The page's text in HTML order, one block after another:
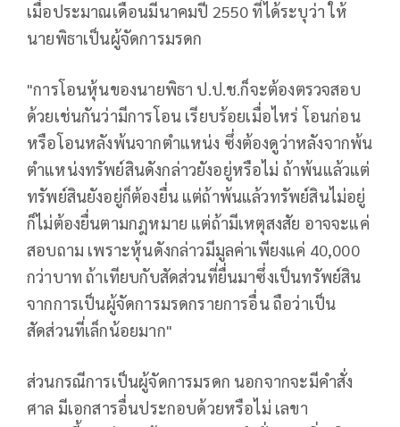
เมื่อประมาณเดือนมีนาคมปี 2550 ที่ได้ระบุว่า ให้
นายพิธาเป็นผู้จัดการมรดก
"การโอนหุ้นของนายพิธา ป.ป.ช.ก็จะต้องตรวจสอบ
ด้วยเช่นกันว่ามีการโอน เรียบร้อยเมื่อไหร่ โอนก่อน
หรือโอนหลังพ้นจากตำแหน่ง ซึ่งต้องดูว่าหลังจากพ้น
ตำแหน่งทรัพย์สินดังกล่าวยังอยู่หรือไม่ ถ้าพ้นแล้วแต่
ทรัพย์สินยังอยู่ก็ต้องยื่น แต่ถ้าพ้นแล้วทรัพย์สินไม่อยู่
ก็ไม่ต้องยื่นตามกฎหมาย แต่ถ้ามีเหตุสงสัย อาจจะแค่
สอบถาม เพราะหุ้นดังกล่าวมีมูลค่าเพียงแค่ 40,000
กว่าบาท ถ้าเทียบกับสัดส่วนที่ยื่นมาซึ่งเป็นทรัพย์สิน
จากการเป็นผู้จัดการมรดกรายการอื่น ถือว่าเป็น
สัดส่วนที่เล็กน้อยมาก"
ส่วนกรณีการเป็นผู้จัดการมรดก นอกจากจะมีคำสั่ง
ศาล มีเอกสารอื่นประกอบด้วยหรือไม่ เลขา